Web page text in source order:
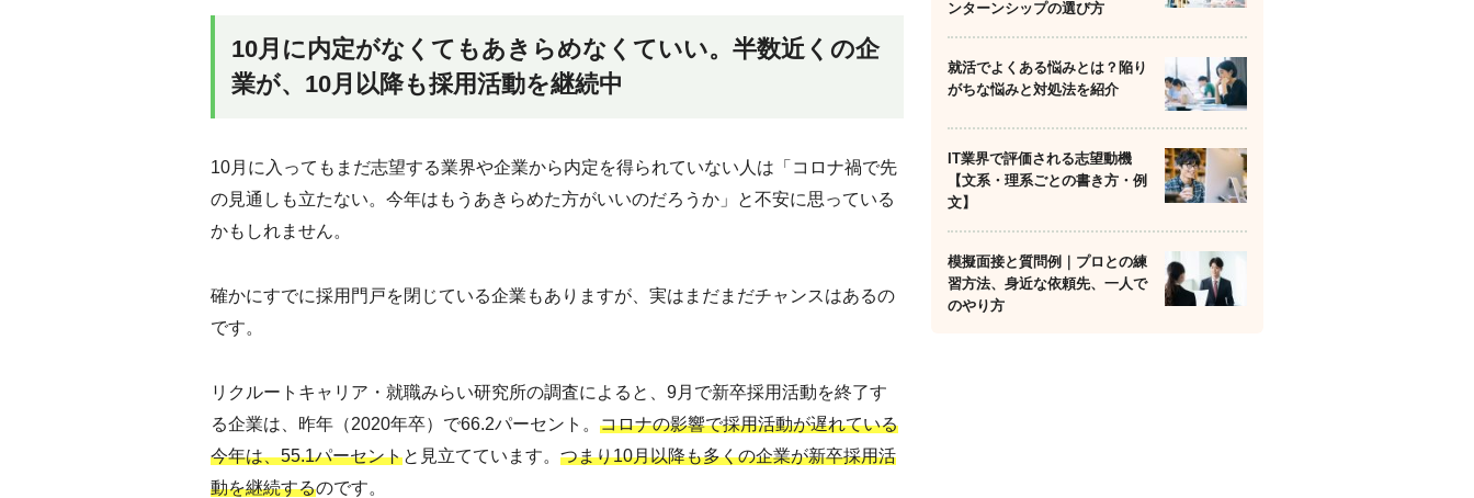
10月に内定がなくてもあきらめなくていい。半数近くの企
業が、10月以降も採用活動を継続中
10月に入ってもまだ志望する業界や企業から内定を得られていない人は「コロナ禍で先
の見通しも立たない。今年はもうあきらめた方がいいのだろうか」と不安に思っている
かもしれません。
確かにすでに採用門戸を閉じている企業もありますが、実はまだまだチャンスはあるの
です。
リクルートキャリア・就職みらい研究所の調査によると、9月で新卒採用活動を終了す
る企業は、昨年（2020年卒）で66.2パーセント。 コロナの影響で採用活動が遅れている
今年は、55.1パーセントと見立てています。 つまり10月以降も多くの企業が新卒採用活
動を継続するのです。
ンターンシップの選び方
就活でよくある悩みとは？陥り
がちな悩みと対処法を紹介
IT業界で評価される志望動機
【文系・理系ごとの書き方・例
文】
模擬面接と質問例｜プロとの練
習方法、身近な依頼先、一人で
のやり方